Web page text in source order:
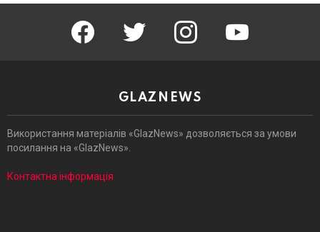
facebook twitter instagram
GLAZNEWS
Використання матеріалів «GlazNews» дозволяється за умови
посилання на «GlazNews».
Контактна інформація